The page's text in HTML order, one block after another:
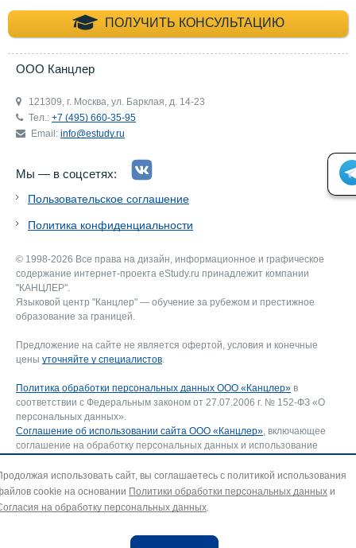
ПОЛУЧИТЬ КОНСУЛЬТАЦИЮ
+7 (495) 660-35-
ООО Канцлер
121309, г. Москва, ул. Барклая, д. 14-23
Тел.: +7 (495) 660-35-95
Email: info@estudy.ru
Мы — в соцсетях:
Пользовательское соглашение
Политика конфиденциальности
© 1998-2026 Все права на дизайн, информационное и графическое
содержание интернет-проекта eStudy.ru принадлежит компании
"КАНЦЛЕР".
Языковой центр "Канцлер" — обучение за рубежом и престижное
образование за границей.
Предложение на сайте не является офертой, условия и конечные
цены уточняйте у специалистов
Политика обработки персональных данных ООО «Канцлер» в
соответствии с Федеральным законом от 27.07.2006 г. № 152-ФЗ «О
персональных данных».
Соглашение об использовании сайта ООО «Канцлер» , включающее
соглашение на обработку персональных данных и использование
Для отзыва согласия на обработку персональных данных направьте
запрос на адрес эл. почты:info@estudy.ru.
использовать сайт, вы соглашаетесь с политикой использования
cookie на основании Политики обработки персональных данных и
на обработку персональных данных.